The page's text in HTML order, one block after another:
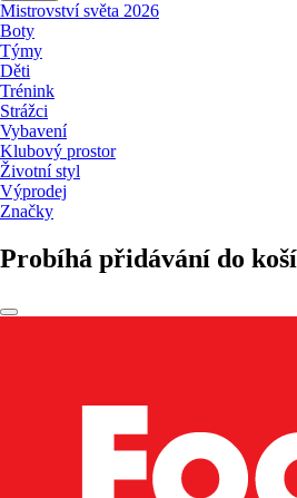
Mistrovství světa 2026
Boty
Týmy
Děti
Trénink
Strážci
Vybavení
Klubový prostor
Životní styl
Výprodej
Značky
Probíhá přidávání do